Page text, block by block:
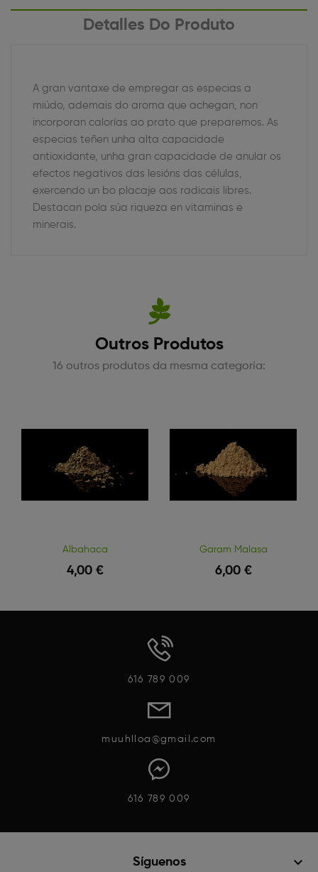
Detalles Do Produto
A gran vantaxe de empregar as especias a
miúdo, ademais do aroma que achegan, non
incorporan calorías ao prato que preparemos. As
especias teñen unha alta capacidade
antioxidante, unha gran capacidade de anular os
efectos negativos das lesións das células,
exercendo un bo placaje aos radicais libres.
Destacan pola súa riqueza en vitaminas e
minerais.
Outros Produtos
16 outros produtos da mesma categoría:
Albahaca
4,00 €
Garam Malasa
6,00 €
616 789 009
muuhlloa@gmail.com
616 789 009
Síguenos keyboard_arrow_down